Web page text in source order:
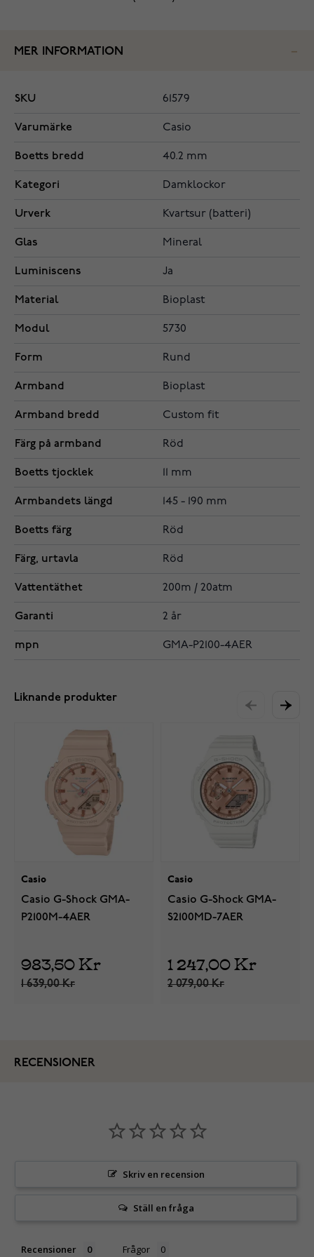
MER INFORMATION
SKU 61579
Varumärke Casio
Boetts bredd 40.2 mm
Kategori Damklockor
Urverk Kvartsur (batteri)
Glas Mineral
Luminiscens Ja
Material Bioplast
Modul 5730
Form Rund
Armband Bioplast
Armband bredd Custom fit
Färg på armband Röd
Boetts tjocklek 11 mm
Armbandets längd 145 - 190 mm
Boetts färg Röd
Färg, urtavla Röd
Vattentäthet 200m / 20atm
Garanti 2 år
mpn GMA-P2100-4AER
Liknande produkter
Casio
Casio G-Shock GMA-
P2100M-4AER
983,50 Kr
1 639,00 Kr
Casio
Casio G-Shock GMA-
S2100MD-7AER
1 247,00 Kr
2 079,00 Kr
RECENSIONER
Skriv en recension
Ställ en fråga
Recensioner Frågor